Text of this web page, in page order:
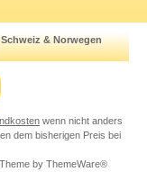
Schweiz & Norwegen
wenn nicht anders
dem bisherigen Preis bei
by ThemeWare®